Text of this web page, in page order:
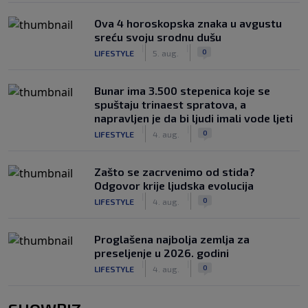
Ova 4 horoskopska znaka u avgustu
sreću svoju srodnu dušu
LIFESTYLE 5. aug. 0
Bunar imа 3.500 stepenica koje se
spuštaju trinaest spratova, a
napravljen je da bi ljudi imali vode ljeti
LIFESTYLE 4. aug. 0
Zašto se zacrvenimo od stida?
Odgovor krije ljudska evolucija
LIFESTYLE 4. aug. 0
Proglašena najbolja zemlja za
preseljenje u 2026. godini
LIFESTYLE 4. aug. 0